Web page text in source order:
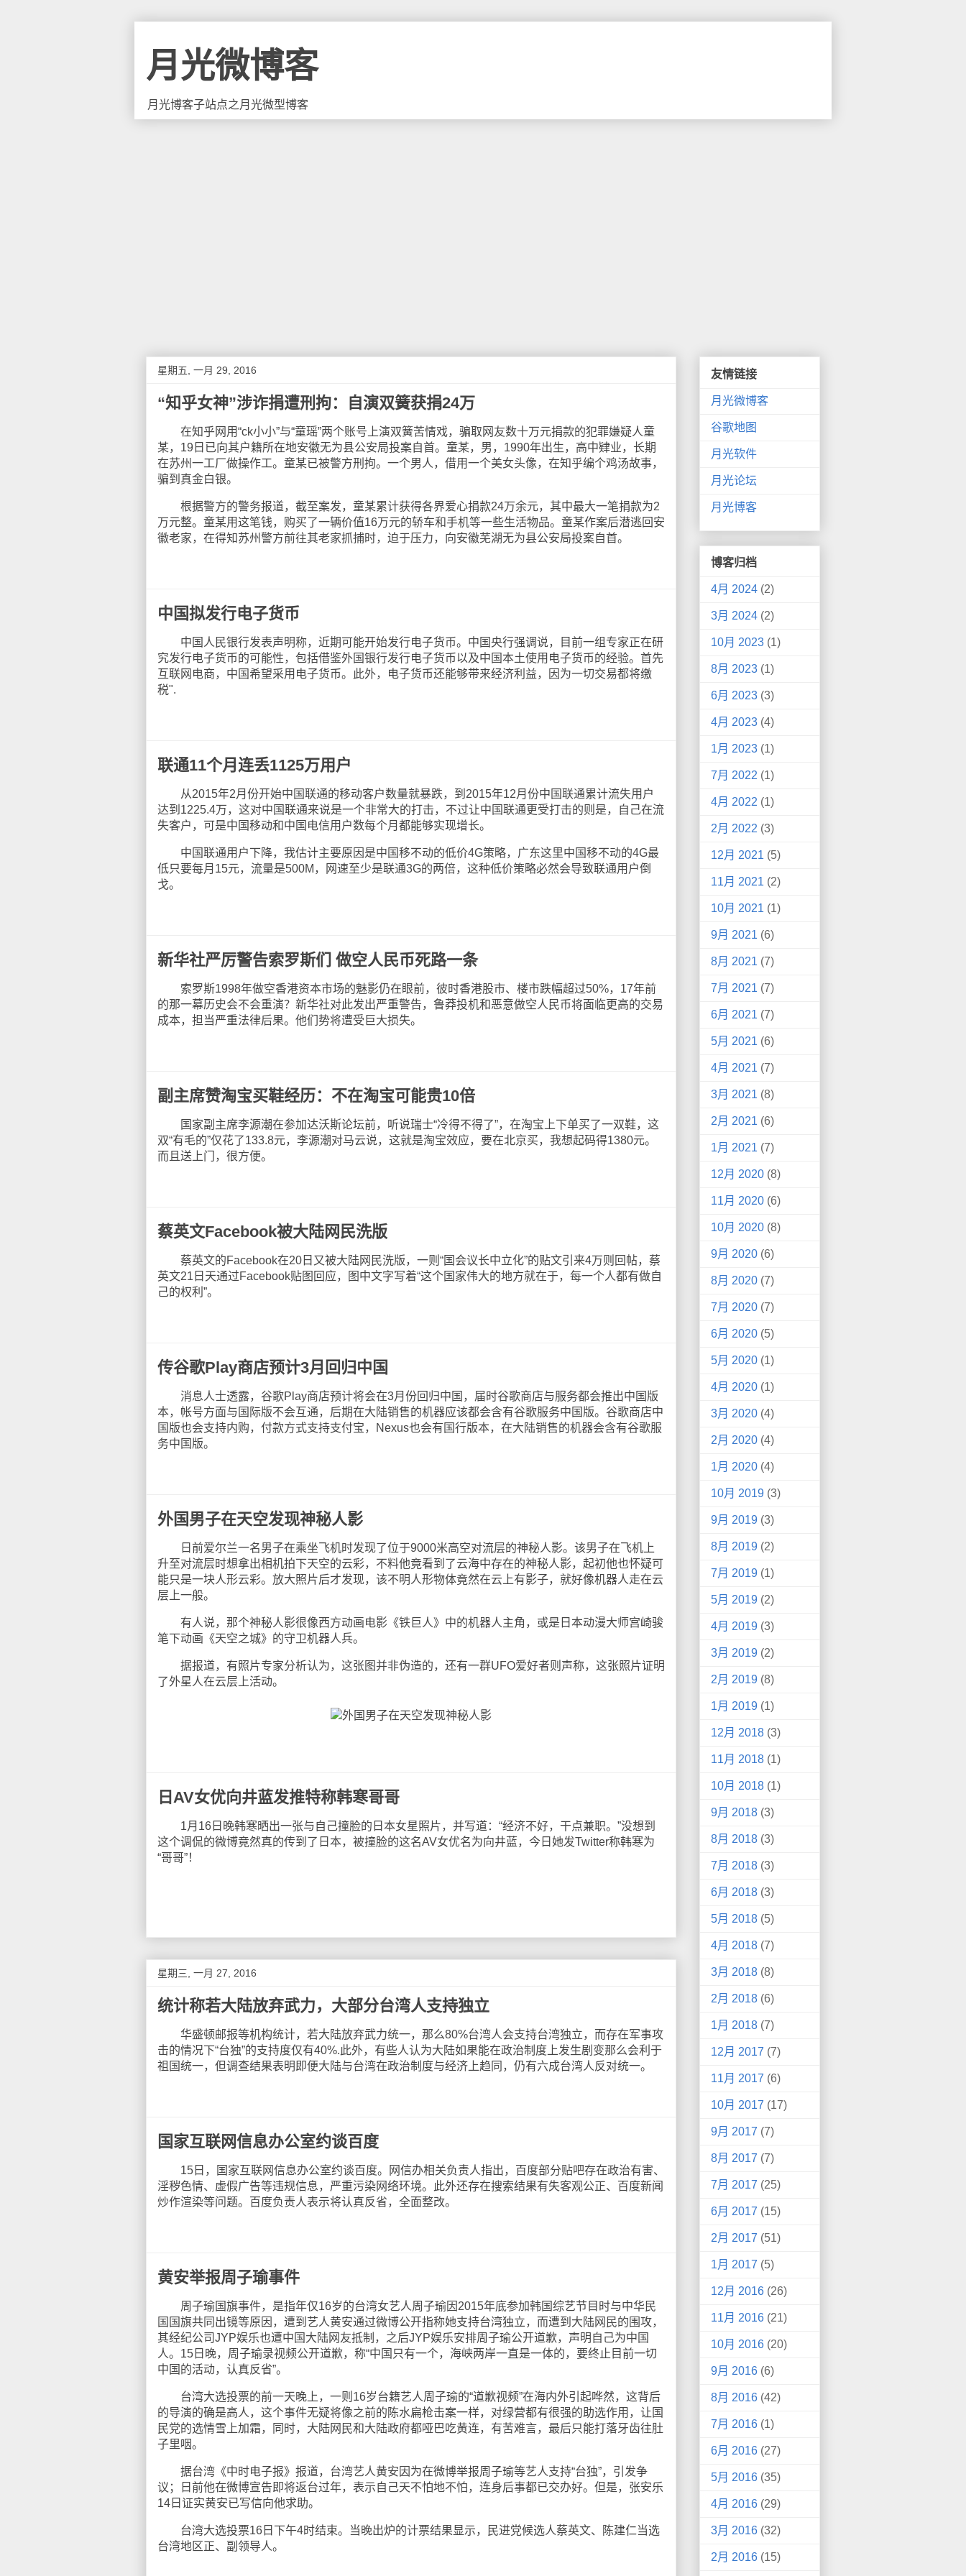
月光微博客
月光博客子站点之月光微型博客
星期五, 一月 29, 2016
“知乎女神”涉诈捐遭刑拘：自演双簧获捐24万
在知乎网用“ck小小”与“童瑶”两个账号上演双簧苦情戏，骗取网友数十万元捐款的犯罪嫌疑人童
某，19日已向其户籍所在地安徽无为县公安局投案自首。童某，男，1990年出生，高中肄业，长期
在苏州一工厂做操作工。童某已被警方刑拘。一个男人，借用一个美女头像，在知乎编个鸡汤故事，
骗到真金白银。
根据警方的警务报道，截至案发，童某累计获得各界爱心捐款24万余元，其中最大一笔捐款为2
万元整。童某用这笔钱，购买了一辆价值16万元的轿车和手机等一些生活物品。童某作案后潜逃回安
徽老家，在得知苏州警方前往其老家抓捕时，迫于压力，向安徽芜湖无为县公安局投案自首。
中国拟发行电子货币
中国人民银行发表声明称，近期可能开始发行电子货币。中国央行强调说，目前一组专家正在研
究发行电子货币的可能性，包括借鉴外国银行发行电子货币以及中国本土使用电子货币的经验。首先
互联网电商，中国希望采用电子货币。此外，电子货币还能够带来经济利益，因为一切交易都将缴
税".
联通11个月连丢1125万用户
从2015年2月份开始中国联通的移动客户数量就暴跌，到2015年12月份中国联通累计流失用户
达到1225.4万，这对中国联通来说是一个非常大的打击，不过让中国联通更受打击的则是，自己在流
失客户，可是中国移动和中国电信用户数每个月都能够实现增长。
中国联通用户下降，我估计主要原因是中国移不动的低价4G策略，广东这里中国移不动的4G最
低只要每月15元，流量是500M，网速至少是联通3G的两倍，这种低价策略必然会导致联通用户倒
戈。
新华社严厉警告索罗斯们 做空人民币死路一条
索罗斯1998年做空香港资本市场的魅影仍在眼前，彼时香港股市、楼市跌幅超过50%，17年前
的那一幕历史会不会重演？新华社对此发出严重警告，鲁莽投机和恶意做空人民币将面临更高的交易
成本，担当严重法律后果。他们势将遭受巨大损失。
副主席赞淘宝买鞋经历：不在淘宝可能贵10倍
国家副主席李源潮在参加达沃斯论坛前，听说瑞士“冷得不得了”，在淘宝上下单买了一双鞋，这
双“有毛的”仅花了133.8元，李源潮对马云说，这就是淘宝效应，要在北京买，我想起码得1380元。
而且送上门，很方便。
蔡英文Facebook被大陆网民洗版
蔡英文的Facebook在20日又被大陆网民洗版，一则“国会议长中立化”的贴文引来4万则回帖，蔡
英文21日天通过Facebook贴图回应，图中文字写着“这个国家伟大的地方就在于，每一个人都有做自
己的权利”。
传谷歌Play商店预计3月回归中国
消息人士透露，谷歌Play商店预计将会在3月份回归中国，届时谷歌商店与服务都会推出中国版
本，帐号方面与国际版不会互通，后期在大陆销售的机器应该都会含有谷歌服务中国版。谷歌商店中
国版也会支持内购，付款方式支持支付宝，Nexus也会有国行版本，在大陆销售的机器会含有谷歌服
务中国版。
外国男子在天空发现神秘人影
日前爱尔兰一名男子在乘坐飞机时发现了位于9000米高空对流层的神秘人影。该男子在飞机上
升至对流层时想拿出相机拍下天空的云彩，不料他竟看到了云海中存在的神秘人影，起初他也怀疑可
能只是一块人形云彩。放大照片后才发现，该不明人形物体竟然在云上有影子，就好像机器人走在云
层上一般。
有人说，那个神秘人影很像西方动画电影《铁巨人》中的机器人主角，或是日本动漫大师宫崎骏
笔下动画《天空之城》的守卫机器人兵。
据报道，有照片专家分析认为，这张图并非伪造的，还有一群UFO爱好者则声称，这张照片证明
了外星人在云层上活动。
日AV女优向井蓝发推特称韩寒哥哥
1月16日晚韩寒晒出一张与自己撞脸的日本女星照片，并写道：“经济不好，干点兼职。”没想到
这个调侃的微博竟然真的传到了日本，被撞脸的这名AV女优名为向井蓝，今日她发Twitter称韩寒为
“哥哥”！
星期三, 一月 27, 2016
统计称若大陆放弃武力，大部分台湾人支持独立
华盛顿邮报等机构统计，若大陆放弃武力统一，那么80%台湾人会支持台湾独立，而存在军事攻
击的情况下“台独”的支持度仅有40%.此外，有些人认为大陆如果能在政治制度上发生剧变那么会利于
祖国统一，但调查结果表明即便大陆与台湾在政治制度与经济上趋同，仍有六成台湾人反对统一。
国家互联网信息办公室约谈百度
15日，国家互联网信息办公室约谈百度。网信办相关负责人指出，百度部分贴吧存在政治有害、
淫秽色情、虚假广告等违规信息，严重污染网络环境。此外还存在搜索结果有失客观公正、百度新闻
炒作渲染等问题。百度负责人表示将认真反省，全面整改。
黄安举报周子瑜事件
周子瑜国旗事件，是指年仅16岁的台湾女艺人周子瑜因2015年底参加韩国综艺节目时与中华民
国国旗共同出镜等原因，遭到艺人黄安通过微博公开指称她支持台湾独立，而遭到大陆网民的围攻，
其经纪公司JYP娱乐也遭中国大陆网友抵制，之后JYP娱乐安排周子瑜公开道歉，声明自己为中国
人。15日晚，周子瑜录视频公开道歉，称“中国只有一个，海峡两岸一直是一体的，要终止目前一切
中国的活动，认真反省”。
台湾大选投票的前一天晚上，一则16岁台籍艺人周子瑜的“道歉视频”在海内外引起哗然，这背后
的导演的确是高人，这个事件无疑将像之前的陈水扁枪击案一样，对绿营都有很强的助选作用，让国
民党的选情雪上加霜，同时，大陆网民和大陆政府都哑巴吃黄连，有苦难言，最后只能打落牙齿往肚
子里咽。
据台湾《中时电子报》报道，台湾艺人黄安因为在微博举报周子瑜等艺人支持“台独”，引发争
议；日前他在微博宣告即将返台过年，表示自己天不怕地不怕，连身后事都已交办好。但是，张安乐
14日证实黄安已写信向他求助。
台湾大选投票16日下午4时结束。当晚出炉的计票结果显示，民进党候选人蔡英文、陈建仁当选
台湾地区正、副领导人。
友情链接
月光微博客
谷歌地图
月光软件
月光论坛
月光博客
博客归档
4月 2024 (2)
3月 2024 (2)
10月 2023 (1)
8月 2023 (1)
6月 2023 (3)
4月 2023 (4)
1月 2023 (1)
7月 2022 (1)
4月 2022 (1)
2月 2022 (3)
12月 2021 (5)
11月 2021 (2)
10月 2021 (1)
9月 2021 (6)
8月 2021 (7)
7月 2021 (7)
6月 2021 (7)
5月 2021 (6)
4月 2021 (7)
3月 2021 (8)
2月 2021 (6)
1月 2021 (7)
12月 2020 (8)
11月 2020 (6)
10月 2020 (8)
9月 2020 (6)
8月 2020 (7)
7月 2020 (7)
6月 2020 (5)
5月 2020 (1)
4月 2020 (1)
3月 2020 (4)
2月 2020 (4)
1月 2020 (4)
10月 2019 (3)
9月 2019 (3)
8月 2019 (2)
7月 2019 (1)
5月 2019 (2)
4月 2019 (3)
3月 2019 (2)
2月 2019 (8)
1月 2019 (1)
12月 2018 (3)
11月 2018 (1)
10月 2018 (1)
9月 2018 (3)
8月 2018 (3)
7月 2018 (3)
6月 2018 (3)
5月 2018 (5)
4月 2018 (7)
3月 2018 (8)
2月 2018 (6)
1月 2018 (7)
12月 2017 (7)
11月 2017 (6)
10月 2017 (17)
9月 2017 (7)
8月 2017 (7)
7月 2017 (25)
6月 2017 (15)
2月 2017 (51)
1月 2017 (5)
12月 2016 (26)
11月 2016 (21)
10月 2016 (20)
9月 2016 (6)
8月 2016 (42)
7月 2016 (1)
6月 2016 (27)
5月 2016 (35)
4月 2016 (29)
3月 2016 (32)
2月 2016 (15)